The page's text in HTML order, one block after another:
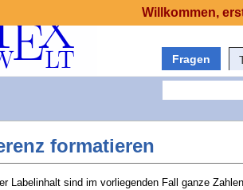
Fragen
formatieren
Labelinhalt sind im vorliegenden Fall ganze
Willkommen,